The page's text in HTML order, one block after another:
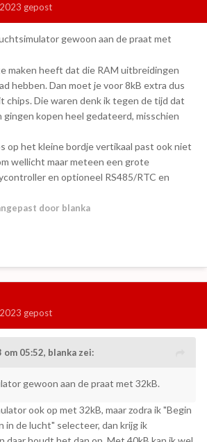
gepost
gewoon aan de praat met
maken heeft dat die RAM uitbreidingen
hebben. Dan moet je voor 8kB extra dus
chips. Die waren denk ik tegen de tijd dat
kopen heel gedateerd, misschien
op het kleine bordje vertikaal past ook niet
wellicht maar meteen een grote
en optioneel RS485/RTC en
door blanka
gepost
om 05:52, blanka zei:
gewoon aan de praat met 32kB.
ook op met 32kB, maar zodra ik "Begin
in de lucht" selecteer, dan krijg ik